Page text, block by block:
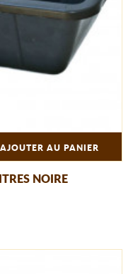
AJOUTER AU PANIER
NOIRE